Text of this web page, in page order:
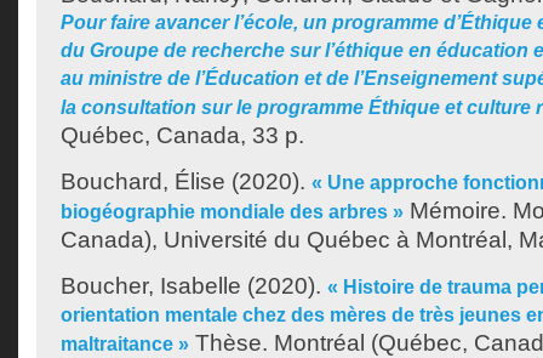
Pour faire avancer l’école, un programme
du Groupe de recherche sur l’éthique en éducation
au ministre de l’Éducation et de l’Enseignement
la consultation sur le programme Éthique et culture
Québec, Canada, 33 p.
Bouchard, Élise (2020). « Une approche
biogéographie mondiale des arbres » Mémoire.
Canada), Université du Québec à Montréal,
Boucher, Isabelle (2020). « Histoire de trauma
orientation mentale chez des mères de très jeunes
maltraitance » Thèse. Montréal (Québec,